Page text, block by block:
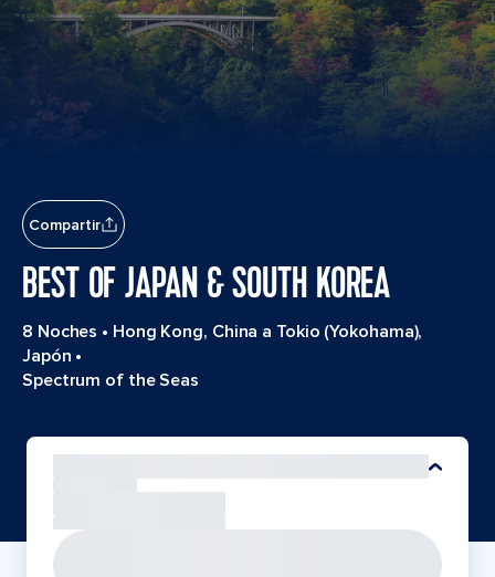
Compartir
BEST OF JAPAN & SOUTH KOREA
8 Noches • Hong Kong, China a Tokio (Yokohama),
Japón •
Spectrum of the Seas